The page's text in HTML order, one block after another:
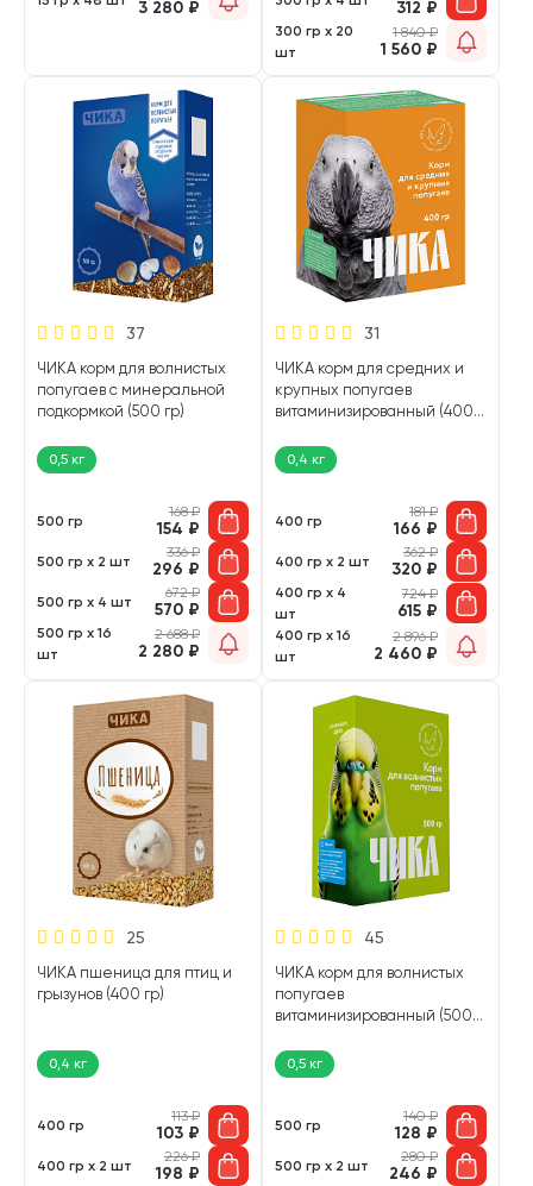
3 280 ₽ 312 ₽
300 гр х 20
шт
1 840₽
1 560 ₽
37
ЧИКА корм для волнистых
попугаев с минеральной
подкормкой (500 гр)
0,5 кг
500 гр
168₽
154 ₽
500 гр х 2 шт
336₽
296 ₽
500 гр х 4 шт
672₽
570 ₽
500 гр х 16
шт
2 688₽
2 280 ₽
31
ЧИКА корм для средних и
крупных попугаев
витаминизированный (400
0,4 кг
400 гр
181₽
166 ₽
400 гр х 2 шт
362₽
320 ₽
400 гр х 4
шт
724₽
615 ₽
400 гр х 16
шт
2 896₽
2 460 ₽
25
ЧИКА пшеница для птиц и
грызунов (400 гр)
0,4 кг
400 гр
113₽
103 ₽
400 гр х 2 шт
226₽
198 ₽
45
ЧИКА корм для волнистых
попугаев
витаминизированный (500
0,5 кг
500 гр
140₽
128 ₽
500 гр х 2 шт
280₽
246 ₽